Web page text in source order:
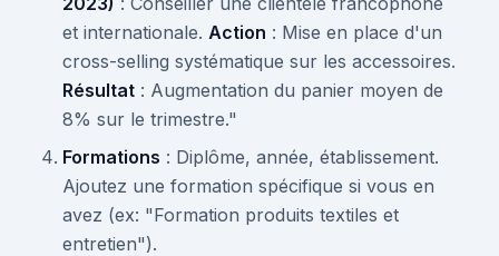
et internationale. Action : Mise en place d'un
cross-selling systématique sur les accessoires.
Résultat : Augmentation du panier moyen de
8% sur le trimestre."
Formations : Diplôme, année, établissement.
Ajoutez une formation spécifique si vous en
avez (ex: "Formation produits textiles et
entretien").